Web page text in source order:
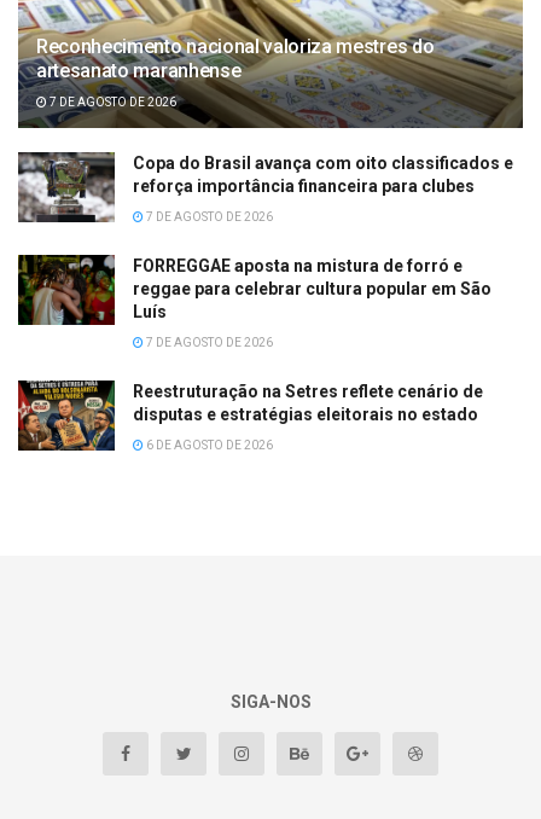
Reconhecimento nacional valoriza mestres do
artesanato maranhense
7 DE AGOSTO DE 2026
Copa do Brasil avança com oito classificados e
reforça importância financeira para clubes
7 DE AGOSTO DE 2026
FORREGGAE aposta na mistura de forró e
reggae para celebrar cultura popular em São
Luís
7 DE AGOSTO DE 2026
Reestruturação na Setres reflete cenário de
disputas e estratégias eleitorais no estado
6 DE AGOSTO DE 2026
SIGA-NOS